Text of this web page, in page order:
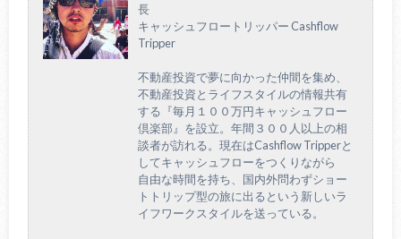
長
キャッシュフロートリッパー Cashflow
Tripper
不動産投資で夢に向かった仲間を集め、
不動産投資とライフスタイルの情報共有
する『毎月１００万円キャッシュフロー
倶楽部』を設立。年間３００人以上の相
談者が訪れる。現在はCashflow Tripperと
してキャッシュフローをつくりながら
自由な時間を持ち、国内外問わずショー
トトリップ型の旅に出るという新しいラ
イフワークスタイルを送っている。